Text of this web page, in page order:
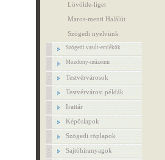
Lövölde-liget
Maros-menti Halálút
Szögedi nyelvünk
Szögedi vasút-emlékök
Mozdony-múzeum
Testvérvárosok
Testvérvárosi példák
Irattár
Képöslapok
Szögedi röplapok
Sajtóhíranyagok